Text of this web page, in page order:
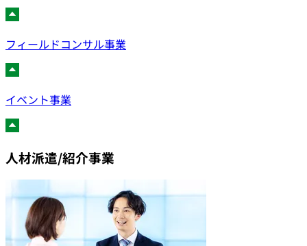
フィールドコンサル事業
イベント事業
人材派遣/紹介事業